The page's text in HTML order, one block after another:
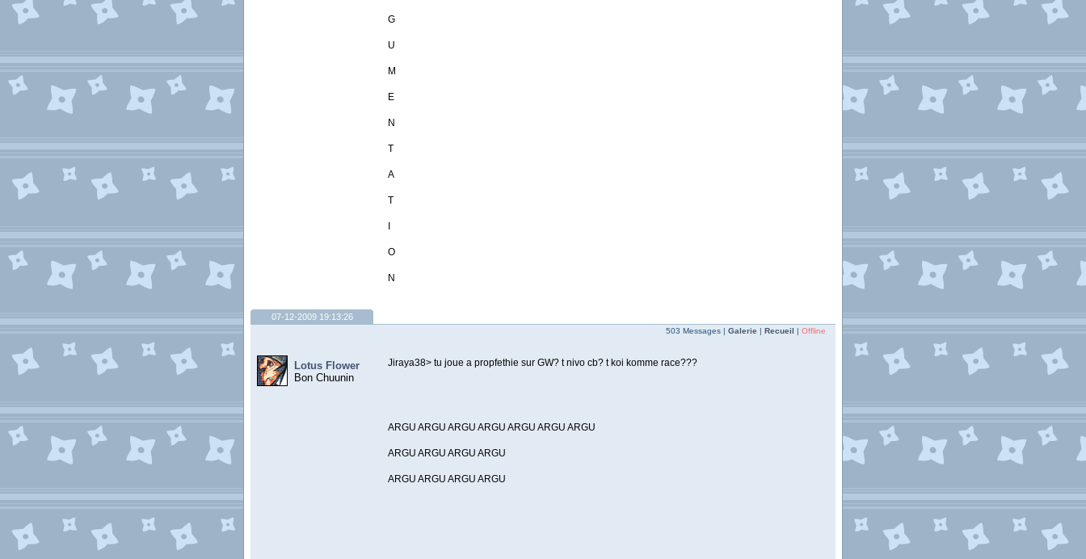
G
U
M
E
N
T
A
T
O
N
07-12-2009 19:13:26
Lotus Flower
Bon Chuunin
503 Messages | Galerie | Recueil | Offline
Jiraya38> tu joue a propfethie sur GW? t nivo cb? t koi komme race???
ARGU ARGU ARGU ARGU ARGU ARGU ARGU
ARGU ARGU ARGU ARGU
ARGU ARGU ARGU ARGU